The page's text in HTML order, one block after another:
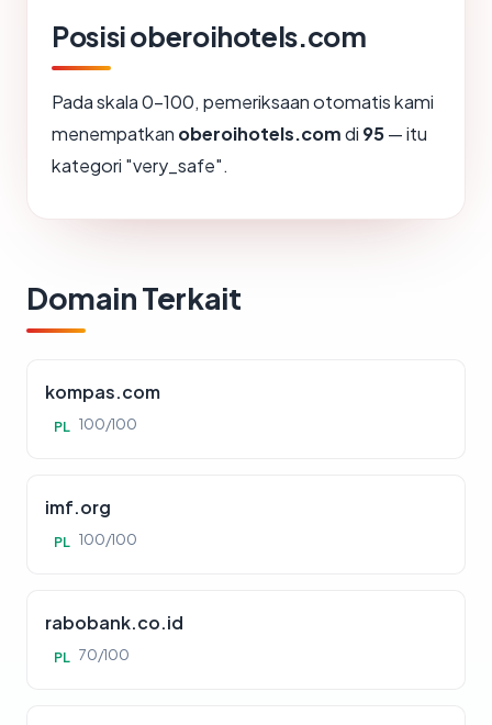
Posisi oberoihotels.com
Pada skala 0-100, pemeriksaan otomatis kami
menempatkan oberoihotels.comdi 95— itu
kategori "very_safe".
Domain Terkait
kompas.com
PL 100/100
imf.org
PL 100/100
rabobank.co.id
PL 70/100